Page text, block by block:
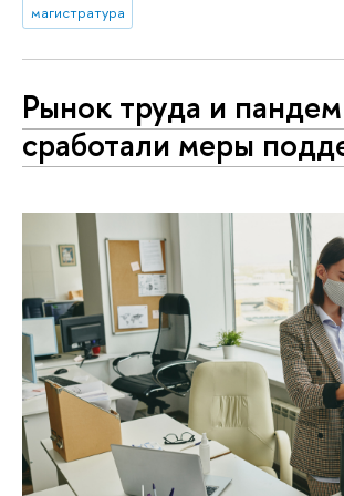
магистратура
Рынок труда и
сработали меры